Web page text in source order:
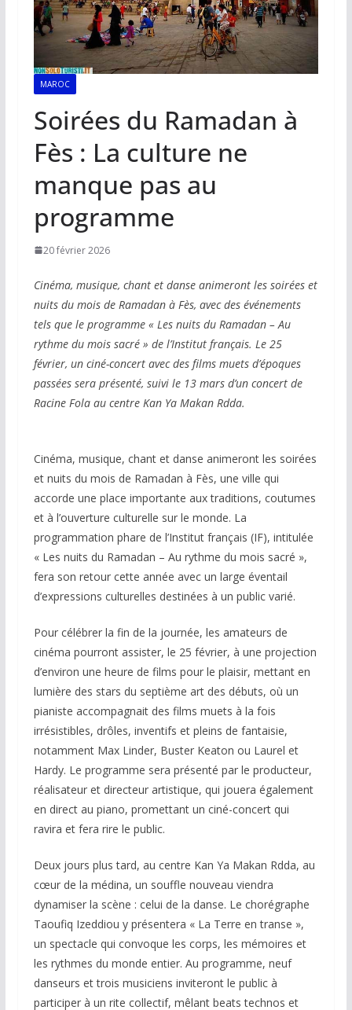
MAROC
Soirées du Ramadan à
Fès : La culture ne
manque pas au
programme
20 février 2026
Cinéma, musique, chant et danse animeront les soirées et
nuits du mois de Ramadan à Fès, avec des événements
tels que le programme « Les nuits du Ramadan – Au
rythme du mois sacré » de l’Institut français. Le 25
février, un ciné-concert avec des films muets d’époques
passées sera présenté, suivi le 13 mars d’un concert de
Racine Fola au centre Kan Ya Makan Rdda.
Cinéma, musique, chant et danse animeront les soirées
et nuits du mois de Ramadan à Fès, une ville qui
accorde une place importante aux traditions, coutumes
et à l’ouverture culturelle sur le monde. La
programmation phare de l’Institut français (IF), intitulée
« Les nuits du Ramadan – Au rythme du mois sacré »,
fera son retour cette année avec un large éventail
d’expressions culturelles destinées à un public varié.
Pour célébrer la fin de la journée, les amateurs de
cinéma pourront assister, le 25 février, à une projection
d’environ une heure de films pour le plaisir, mettant en
lumière des stars du septième art des débuts, où un
pianiste accompagnait des films muets à la fois
irrésistibles, drôles, inventifs et pleins de fantaisie,
notamment Max Linder, Buster Keaton ou Laurel et
Hardy. Le programme sera présenté par le producteur,
réalisateur et directeur artistique, qui jouera également
en direct au piano, promettant un ciné-concert qui
ravira et fera rire le public.
Deux jours plus tard, au centre Kan Ya Makan Rdda, au
cœur de la médina, un souffle nouveau viendra
dynamiser la scène : celui de la danse. Le chorégraphe
Taoufiq Izeddiou y présentera « La Terre en transe »,
un spectacle qui convoque les corps, les mémoires et
les rythmes du monde entier. Au programme, neuf
danseurs et trois musiciens inviteront le public à
participer à un rite collectif, mêlant beats technos et